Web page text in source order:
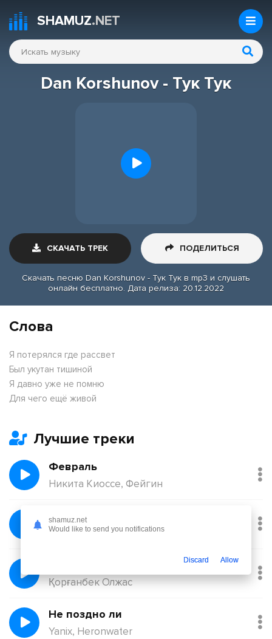
SHAMUZ.NET
Dan Korshunov - Тук Тук
СКАЧАТЬ ТРЕК ПОДЕЛИТЬСЯ
Скачать песню Dan Korshunov - Тук Тук в mp3 и слушать
онлайн бесплатно. Дата релиза: 20.12.2022
Слова
Я потерялся где рассвет
Был укутан тишиной
Я давно уже не помню
Для чего ещё живой
Лучшие треки
Февраль
Никита Киоссе, Фейгин
Без тебя
Йович
Қорғанбек Олжас
Не поздно ли
Yanix, Heronwater
shamuz.net
Would like to send you notifications
Discard Allow